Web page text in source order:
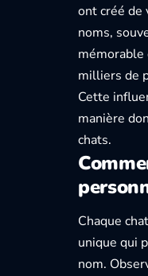
ont créé de
noms,
milliers de
Cette
manière
chats.
Chaque
unique qui
nom.